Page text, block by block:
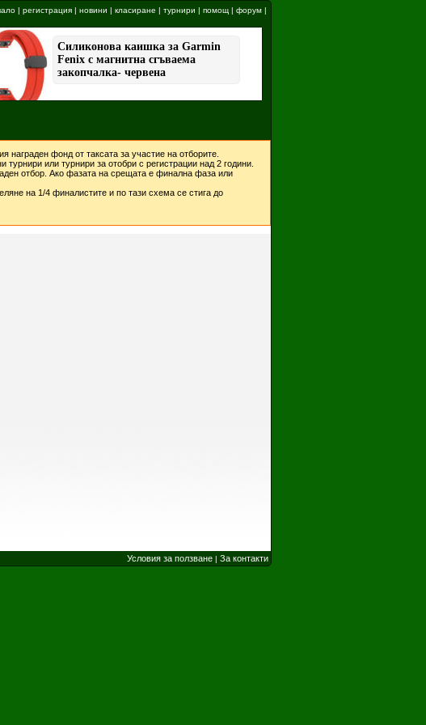
| регистрация | новини | класиране | турнири | помощ | форум |
фонд от таксата за участие на отборите.
или турнири за отобри с регистрации над 2 години.
отбор. Ако фазата на срещата е финална фаза или
на 1/4 финалистите и по тази схема се стига до
Условия за ползване | За контакти